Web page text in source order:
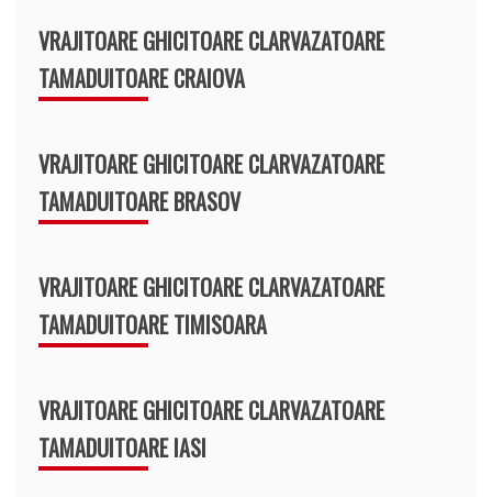
VRAJITOARE GHICITOARE CLARVAZATOARE
TAMADUITOARE CRAIOVA
VRAJITOARE GHICITOARE CLARVAZATOARE
TAMADUITOARE BRASOV
VRAJITOARE GHICITOARE CLARVAZATOARE
TAMADUITOARE TIMISOARA
VRAJITOARE GHICITOARE CLARVAZATOARE
TAMADUITOARE IASI